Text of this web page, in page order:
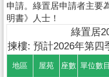
申請。綠置居申請者主要
明書》人士！
綠置居
揀樓: 預計2026年第四
地區 屋苑 座數 單位數目